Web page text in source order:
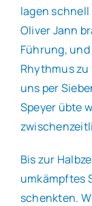
lagen
Oliver Jann
Führung,
Rhythmus
uns per
Speyer übte
Bis zur
umkämpftes
schenkten.